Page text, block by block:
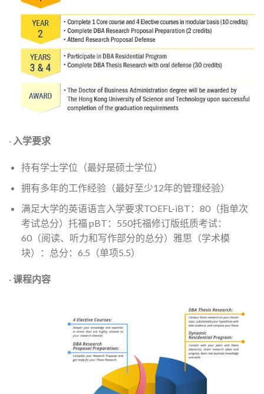
· 入学要求
持有学士学位（最好是硕士学位）
拥有多年的工作经验（最好至少12年的管理经验）
满足大学的英语语言入学要求TOEFL-iBT：80（指单次
考试总分）托福 pBT：550托福修订版纸质考试：
60（阅读、听力和写作部分的总分）雅思（学术模
块）：总分：6.5（单项5.5）
·课程内容